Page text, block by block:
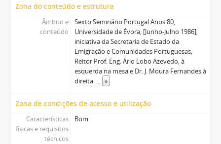
Zona do conteúdo e estrutura
Âmbito e
conteúdo
Sexto Seminário Portugal Anos 80,
Universidade de Évora, [Junho-Julho 1986],
iniciativa da Secretaria de Estado da
Emigração e Comunidades Portuguesas;
Reitor Prof. Eng. Ário Lobo Azevedo, à
esquerda na mesa e Dr. J. Moura Fernandes à
direita. ... »
Zona de condições de acesso e utilização
Características
físicas e requisitos
técnicos
Bom